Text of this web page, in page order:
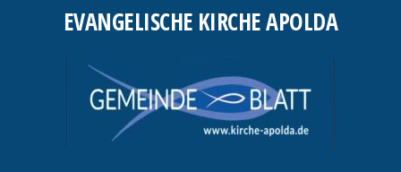
EVANGELISCHE KIRCHE APOLDA